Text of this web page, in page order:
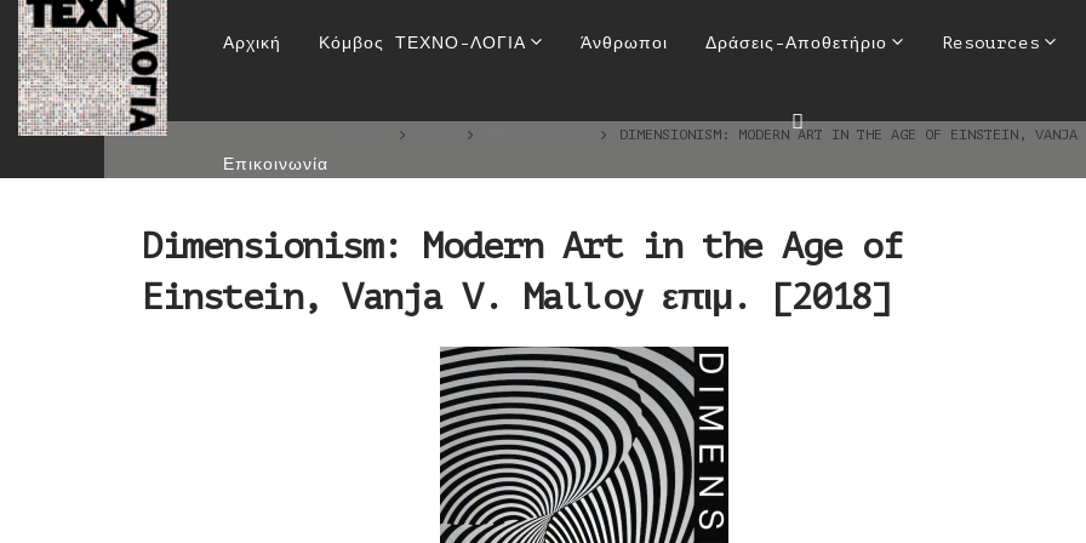
Αρχική Κόμβος ΤΕΧΝΟ-ΛΟΓΙΑ Άνθρωποι Δράσεις-Αποθετήριο Resources
Επικοινωνία
Dimensionism: Modern Art in the Age of
DIMENSIONISM: MODERN ART IN THE AGE OF EINSTEIN,
Dimensionism: Modern Art in the Age of
Einstein, Vanja V. Malloy επιμ. [2018]